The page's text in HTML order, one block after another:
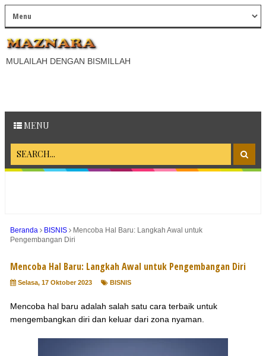
MULAILAH DENGAN BISMILLAH
MENU
Beranda BISNIS
Mencoba Hal Baru: Langkah Awal untuk
Pengembangan Diri
Mencoba Hal Baru: Langkah Awal untuk Pengembangan Diri
Selasa, 17 Oktober 2023 BISNIS
Mencoba hal baru adalah salah satu cara terbaik untuk
mengembangkan diri dan keluar dari zona nyaman.